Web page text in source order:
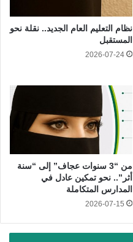
نظام التعليم العام الجديد.. نقلة نحو
المستقبل
2026-07-24
من “3 سنوات عجاف” إلى “سنة
أثر”.. نحو تمكين عادل في
المدارس المتكاملة
2026-07-15